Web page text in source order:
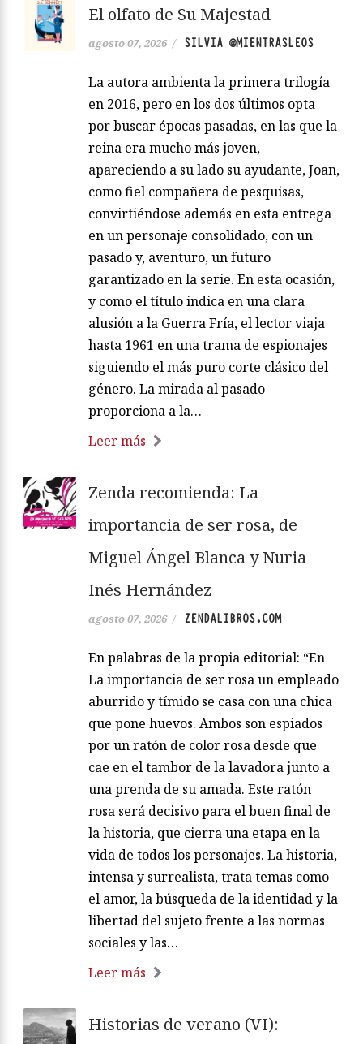
El olfato de Su Majestad
agosto 07, 2026 / SILVIA @MIENTRASLEOS
La autora ambienta la primera trilogía
en 2016, pero en los dos últimos opta
por buscar épocas pasadas, en las que la
reina era mucho más joven,
apareciendo a su lado su ayudante, Joan,
como fiel compañera de pesquisas,
convirtiéndose además en esta entrega
en un personaje consolidado, con un
pasado y, aventuro, un futuro
garantizado en la serie. En esta ocasión,
y como el título indica en una clara
alusión a la Guerra Fría, el lector viaja
hasta 1961 en una trama de espionajes
siguiendo el más puro corte clásico del
género. La mirada al pasado
proporciona a la…
Leer más
Zenda recomienda: La
importancia de ser rosa, de
Miguel Ángel Blanca y Nuria
Inés Hernández
agosto 07, 2026 / ZENDALIBROS.COM
En palabras de la propia editorial: “En
La importancia de ser rosa un empleado
aburrido y tímido se casa con una chica
que pone huevos. Ambos son espiados
por un ratón de color rosa desde que
cae en el tambor de la lavadora junto a
una prenda de su amada. Este ratón
rosa será decisivo para el buen final de
la historia, que cierra una etapa en la
vida de todos los personajes. La historia,
intensa y surrealista, trata temas como
el amor, la búsqueda de la identidad y la
libertad del sujeto frente a las normas
sociales y las…
Leer más
Historias de verano (VI):